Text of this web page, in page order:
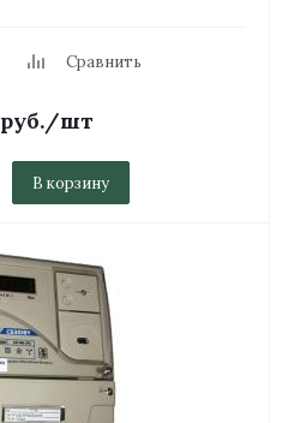
Сравнить
руб./шт
В корзину